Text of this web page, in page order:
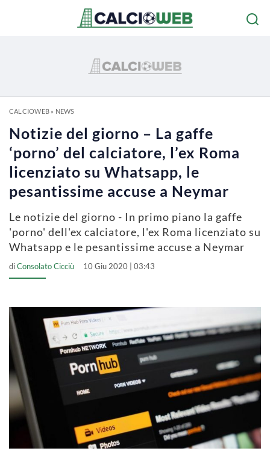
CALCIOWEB» NEWS
Notizie del giorno – La gaffe
‘porno’ del calciatore, l’ex Roma
licenziato su Whatsapp, le
pesantissime accuse a Neymar
Le notizie del giorno - In primo piano la gaffe
'porno' dell'ex calciatore, l'ex Roma licenziato su
Whatsapp e le pesantissime accuse a Neymar
diConsolato Cicciù 10 Giu 2020 | 03:43